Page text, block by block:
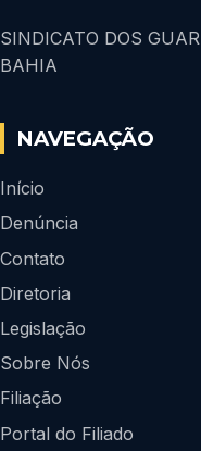
SINDICATO DOS
BAHIA
NAVEGAÇÃO
Início
Denúncia
Contato
Diretoria
Legislação
Sobre Nós
Filiação
Portal do Filiado